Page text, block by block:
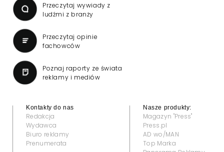
Przeczytaj wywiady z
ludźmi z branży
Przeczytaj opinie
fachowców
Poznaj raporty ze świata
reklamy i mediów
Kontakty do nas
Redakcja
Wydawca
Biuro reklamy
Prenumerata
Nasze produkty:
Magazyn "Press"
Press.pl
AD wo/MAN
Top Marka